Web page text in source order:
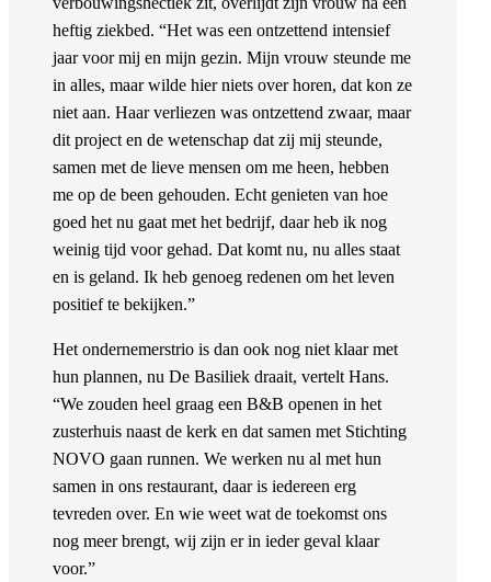
heftig ziekbed. “Het was een ontzettend intensief
jaar voor mij en mijn gezin. Mijn vrouw steunde me
in alles, maar wilde hier niets over horen, dat kon ze
niet aan. Haar verliezen was ontzettend zwaar, maar
dit project en de wetenschap dat zij mij steunde,
samen met de lieve mensen om me heen, hebben
me op de been gehouden. Echt genieten van hoe
goed het nu gaat met het bedrijf, daar heb ik nog
weinig tijd voor gehad. Dat komt nu, nu alles staat
en is geland. Ik heb genoeg redenen om het leven
positief te bekijken.”
Het ondernemerstrio is dan ook nog niet klaar met
hun plannen, nu De Basiliek draait, vertelt Hans.
“We zouden heel graag een B&B openen in het
zusterhuis naast de kerk en dat samen met Stichting
NOVO gaan runnen. We werken nu al met hun
samen in ons restaurant, daar is iedereen erg
tevreden over. En wie weet wat de toekomst ons
nog meer brengt, wij zijn er in ieder geval klaar
voor.”